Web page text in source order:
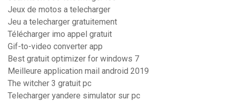
Jeux de motos a telecharger
Jeu a telecharger gratuitement
Télécharger imo appel gratuit
Gif-to-video converter app
Best gratuit optimizer for windows 7
Meilleure application mail android 2019
The witcher 3 gratuit pc
Telecharger yandere simulator sur pc